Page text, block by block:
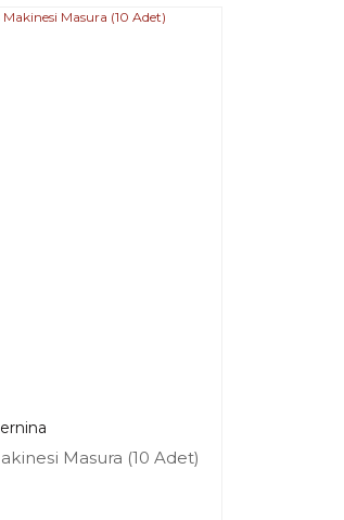
Masura (10 Adet)